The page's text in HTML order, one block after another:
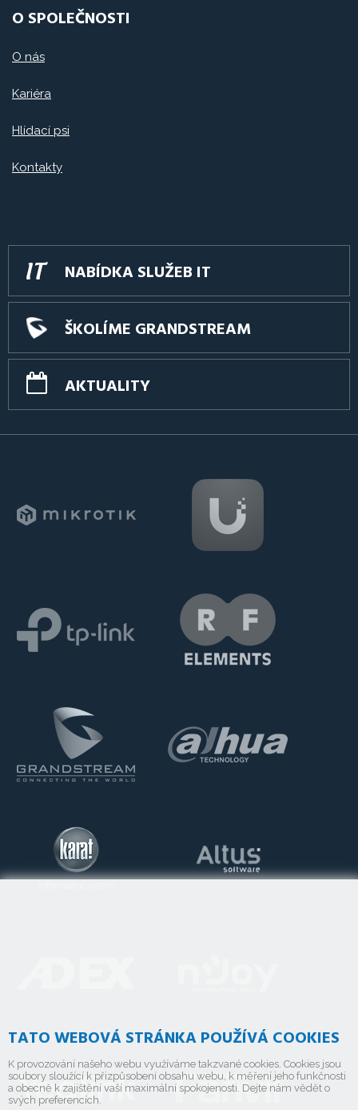
O SPOLEČNOSTI
O nás
Kariéra
Hlídací psi
Kontakty
NABÍDKA SLUŽEB IT
ŠKOLÍME GRANDSTREAM
AKTUALITY
TATO WEBOVÁ STRÁNKA POUŽÍVÁ COOKIES
K provozování našeho webu využíváme takzvané cookies. Cookies jsou
soubory sloužící k přizpůsobení obsahu webu, k měření jeho funkčnosti
a obecně k zajištění vaší maximální spokojenosti. Dejte nám vědět o
svých preferencích.